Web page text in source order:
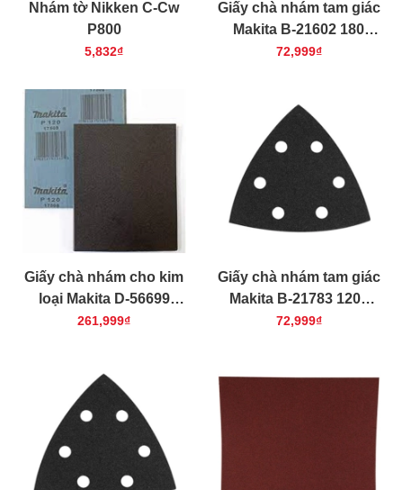
Nhám tờ Nikken C-Cw
P800
5,832₫
Giấy chà nhám tam giác
Makita B-21602 180
(màu đỏ)
72,999₫
Giấy chà nhám cho kim
loại Makita D-56699
230x280mm 50 cái/bộ
261,999₫
Giấy chà nhám tam giác
Makita B-21783 1200
(đen)
72,999₫